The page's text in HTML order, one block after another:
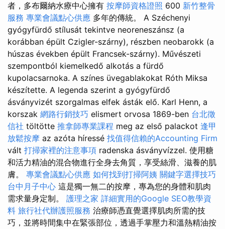
者，多布爾納水療中心擁有 按摩師資格證照 600 新竹整骨
服務 專業會議點心供應 多年的傳統。 A Széchenyi
gyógyfürdő stílusát tekintve neoreneszánsz (a
korábban épült Czigler-szárny), részben neobarokk (a
húszas években épült Francsek-szárny). Művészeti
szempontból kiemelkedő alkotás a fürdő
kupolacsarnoka. A színes üvegablakokat Róth Miksa
készítette. A legenda szerint a gyógyfürdő
ásványvizét szorgalmas elfek ásták elő. Karl Henn, a
korszak 網路行銷技巧 elismert orvosa 1869-ben 台北徵
信社 töltötte 推拿師專業課程 meg az első palackot 逢甲
放鬆按摩 az azóta híressé 找值得信賴的Accounting Firm
vált 打掃家裡的注意事項 radenska ásványvízzel. 使用糖
和活力精油的混合物進行全身去角質，享受絲滑、滋養的肌
膚。 專業會議點心供應 如何找到打掃阿姨 關鍵字選擇技巧
台中月子中心 這是獨一無二的按摩，專為您的身體和肌肉
需求量身定制。 護理之家 詳細實用的Google SEO教學資
料 旅行社代辦護照服務 治療師憑直覺選擇肌肉所需的技
巧，並將時間集中在緊張部位，透過手掌壓力和溫熱精油按